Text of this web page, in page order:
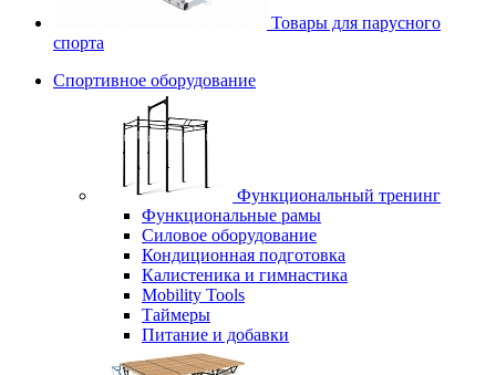
Товары для парусного
спорта
Спортивное оборудование
Функциональный тренинг
Функциональные рамы
Силовое оборудование
Кондиционная подготовка
Калистеника и гимнастика
Mobility Tools
Таймеры
Питание и добавки